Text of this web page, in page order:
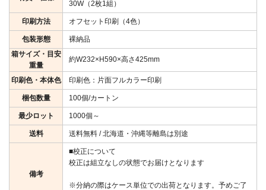
30W（2枚1組）
印刷方法 オフセット印刷（4色）
包装形態
裸納品
箱サイズ・目安
重量
約W232×H590×高さ425mm
印刷色・本体色 印刷色：片面フルカラー印刷
梱包数量 100個/カートン
最少ロット 1000個～
送料 送料無料 / 北海道・沖縄等離島は別途
備考
■校正について
校正は組立なしの状態でお届けとなります
※分納の際はケース単位での出荷となります。予めご了